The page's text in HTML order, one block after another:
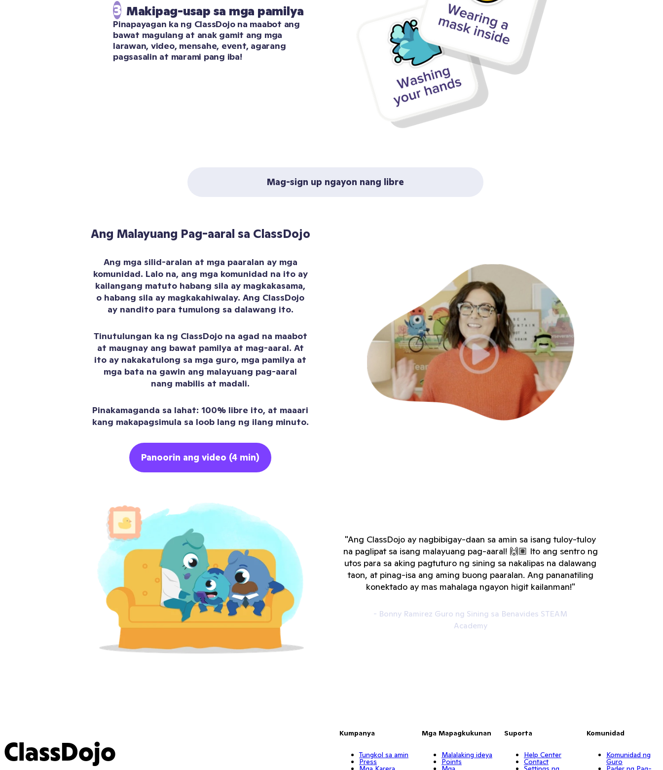
3 Makipag-usap sa mga pamilya
Pinapayagan ka ng ClassDojo na maabot ang
bawat magulang at anak gamit ang mga
larawan, video, mensahe, event, agarang
pagsasalin at marami pang iba!
Mag-sign up ngayon nang libre
Ang Malayuang Pag-aaral sa ClassDojo
Ang mga silid-aralan at mga paaralan ay mga
komunidad. Lalo na, ang mga komunidad na ito ay
kailangang matuto habang sila ay magkakasama,
o habang sila ay magkakahiwalay. Ang ClassDojo
ay nandito para tumulong sa dalawang ito.
Tinutulungan ka ng ClassDojo na agad na maabot
at maugnay ang bawat pamilya at mag-aaral. At
ito ay nakakatulong sa mga guro, mga pamilya at
mga bata na gawin ang malayuang pag-aaral
nang mabilis at madali.
Pinakamaganda sa lahat: 100% libre ito, at maaari
kang makapagsimula sa loob lang ng ilang minuto.
Panoorin ang video (4 min)
"Ang ClassDojo ay nagbibigay-daan sa amin sa isang tuloy-tuloy
na paglipat sa isang malayuang pag-aaral! 🙌🏽 Ito ang sentro ng
utos para sa aking pagtuturo ng sining sa nakalipas na dalawang
taon, at pinag-isa ang aming buong paaralan. Ang pananatiling
konektado ay mas mahalaga ngayon higit kailanman!"
- Bonny Ramirez Guro ng Sining sa Benavides STEAM
Academy
ClassDojo
Kumpanya
Tungkol sa amin
Press
Mga Mapagkukunan
Malalaking ideya
Points
Suporta
Help Center
Contact
Komunidad
Komunidad ng
Guro